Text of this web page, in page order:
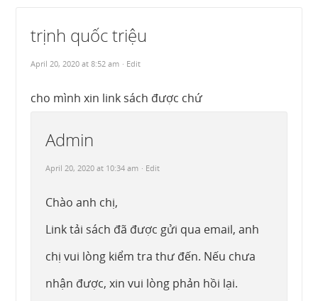
trịnh quốc triệu
April 20, 2020 at 8:52 am · Edit
cho mình xin link sách được chứ
Admin
April 20, 2020 at 10:34 am · Edit
Chào anh chị,
Link tải sách đã được gửi qua email, anh
chị vui lòng kiểm tra thư đến. Nếu chưa
nhận được, xin vui lòng phản hồi lại.